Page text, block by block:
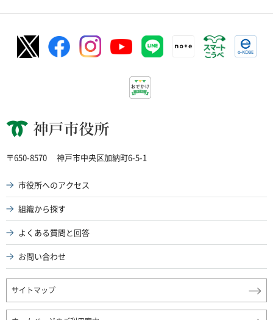
神戸市役所
〒650-8570 神戸市中央区加納町6-5-1
市役所へのアクセス
組織から探す
よくある質問と回答
お問い合わせ
サイトマップ